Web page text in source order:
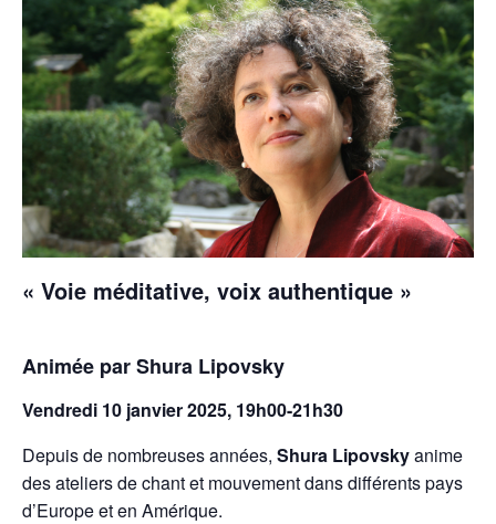
« Voie méditative, voix authentique »
Animée parShura Lipovsky
Vendredi 10 janvier 2025, 19h00-21h30
Depuis de nombreuses années, Shura Lipovskyanime
des ateliers de chant et mouvement dans différents pays
d’Europe et en Amérique.